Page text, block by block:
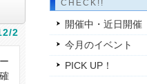
2
CHECK!!
開催中・近日開催
今月のイベント
PICK UP！